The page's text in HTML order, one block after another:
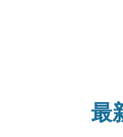
第
第
最